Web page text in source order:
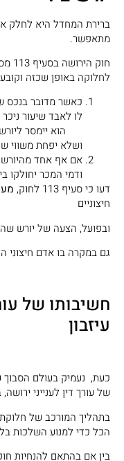
ברירת המחדל היא לחלק
מתאפשר.
לחלוקה באופן שכזה וקובע
כאשר מדובר בנכס
לו לאבד
הוא יימסר
ושלא יפחת משווי
אם אף אחד
ודמי המכר יחולקו
דעו כי סעיף 113 לחוק,
חיצוניים
ובפועל, הצעה של יורש
גם במקרה בו אדם חיצוני
חשיבותו של
עיזבון
כעת, נעמיק בעולם הסבוך
של עורך דין לענייני
בתהליך המורכב של חלוקת
הכל כדי למנוע השלכות
בין אם בהתאם להנחיות